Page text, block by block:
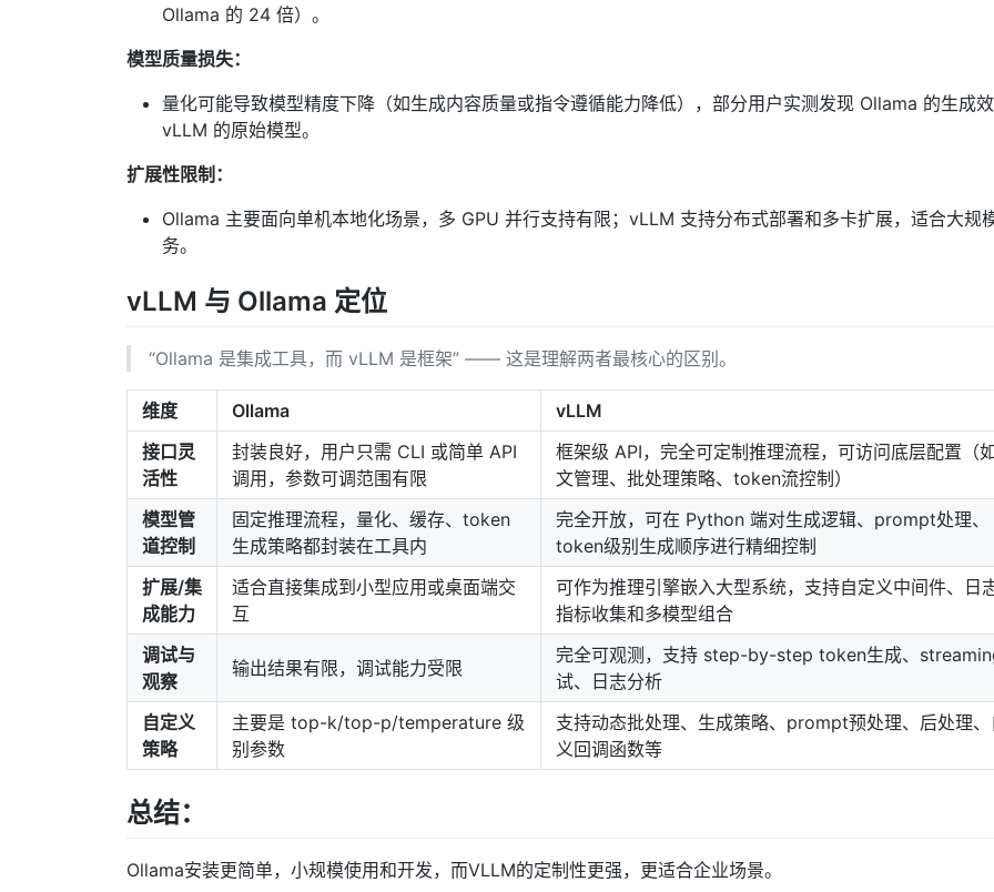
Ollama 的 24 倍）。
模型质量损失：
量化可能导致模型精度下降（如生成内容质量或指令遵循能力降低），部分用户实测发现 Ollama 的生成
vLLM 的原始模型。
扩展性限制：
Ollama 主要面向单机本地化场景，多 GPU 并行支持有限；vLLM 支持分布式部署和多卡扩展，适合大规
务。
vLLM 与 Ollama 定位
“Ollama 是集成工具，而 vLLM 是框架” —— 这是理解两者最核心的区别。
维度 Ollama
vLLM
接口灵
活性
封装良好，用户只需 CLI 或简单 API
调用，参数可调范围有限
框架级 API，完全可定制推理流程，可访问底层配置（
文管理、批处理策略、token流控制）
模型管
道控制
固定推理流程，量化、缓存、token
生成策略都封装在工具内
完全开放，可在 Python 端对生成逻辑、prompt处理、
token级别生成顺序进行精细控制
扩展/集
成能力
适合直接集成到小型应用或桌面端交
互
可作为推理引擎嵌入大型系统，支持自定义中间件、日志
指标收集和多模型组合
调试与
观察
输出结果有限，调试能力受限
完全可观测，支持 step-by-step token生成、
试、日志分析
自定义
策略
主要是 top-k/top-p/temperature 级
别参数
支持动态批处理、生成策略、prompt预处理、后处理、
义回调函数等
总结：
Ollama安装更简单，小规模使用和开发，而VLLM的定制性更强，更适合企业场景。